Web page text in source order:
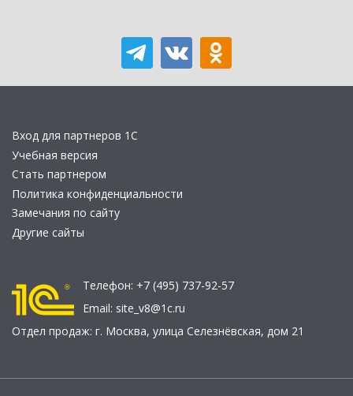
Вход для партнеров 1С
Учебная версия
Стать партнером
Политика конфиденциальности
Замечания по сайту
Другие сайты
Телефон: +7 (495) 737-92-57
Email: site_v8@1c.ru
Отдел продаж: г. Москва, улица Селезнёвская, дом 21